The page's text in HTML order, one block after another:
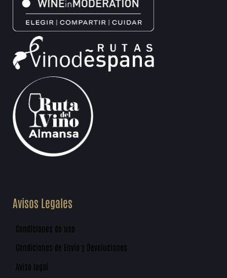
Avisos Legales
Condiciones de uso
Condiciones de Envío y Devoluciones
Aviso legal